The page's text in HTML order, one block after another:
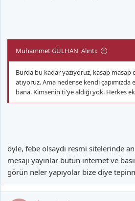
Muhammet GÜLHAN' Alıntı:
Burda bu kadar yazıyoruz, kasap
atıyoruz. Ama nedense kendi
bana. Kimsenin ti'ye aldığı yok. Herkes
öyle, febe olsaydı resmi sitelerinde
mesajı yayınlar bütün internet ve
görün neler yapıyolar bize diye